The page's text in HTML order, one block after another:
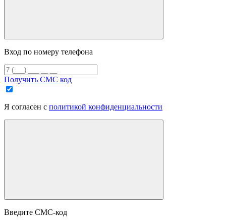
Вход по номеру телефона
Получить СМС код
Я согласен с политикой конфиденциальности
Введите СМС-код